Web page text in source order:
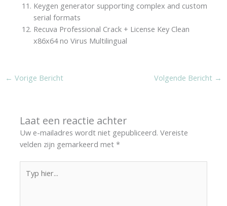
Keygen generator supporting complex and custom
serial formats
Recuva Professional Crack + License Key Clean
x86x64 no Virus Multilingual
← Vorige Bericht Volgende Bericht →
Laat een reactie achter
Uw e-mailadres wordt niet gepubliceerd. Vereiste
velden zijn gemarkeerd met*
hier...